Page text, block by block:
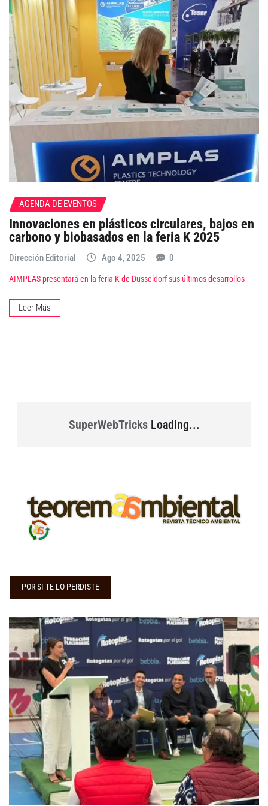
AGENDA DE EVENTOS
Innovaciones en plásticos circulares, bajos en
carbono y biobasados en la feria K 2025
Dirección Editorial Ago 4, 2025 0
AIMPLAS presentará en la feria K de Dusseldorf sus últimos desarrollos
Leer Más
SuperWebTricksLoading...
POR SI TE LO PERDISTE